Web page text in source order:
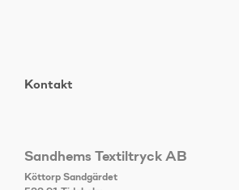
Kontakt
Sandhems Textiltryck AB
Köttorp Sandgärdet